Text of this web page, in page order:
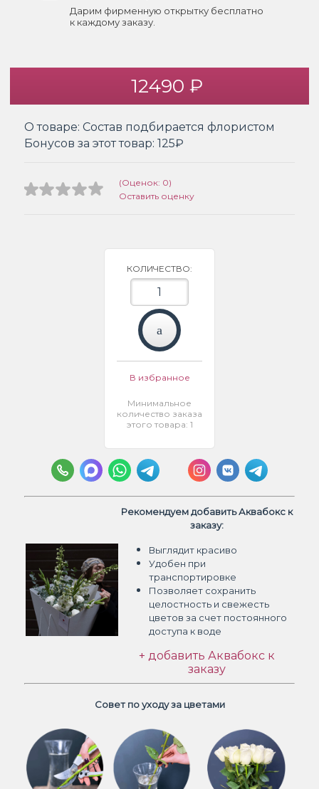
Дарим фирменную открытку бесплатно
к каждому заказу.
12490 ₽
О товаре: Состав подбирается флористом
Бонусов за этот товар: 125₽
(Оценок: 0)
Оставить оценку
КОЛИЧЕСТВО:
В избранное
Минимальное
количество заказа
этого товара: 1
Рекомендуем добавить Аквабокс к
заказу:
Выглядит красиво
Удобен при
транспортировке
Позволяет сохранить
целостность и свежесть
цветов за счет постоянного
доступа к воде
+ добавить Аквабокс к
заказу
Совет по уходу за цветами